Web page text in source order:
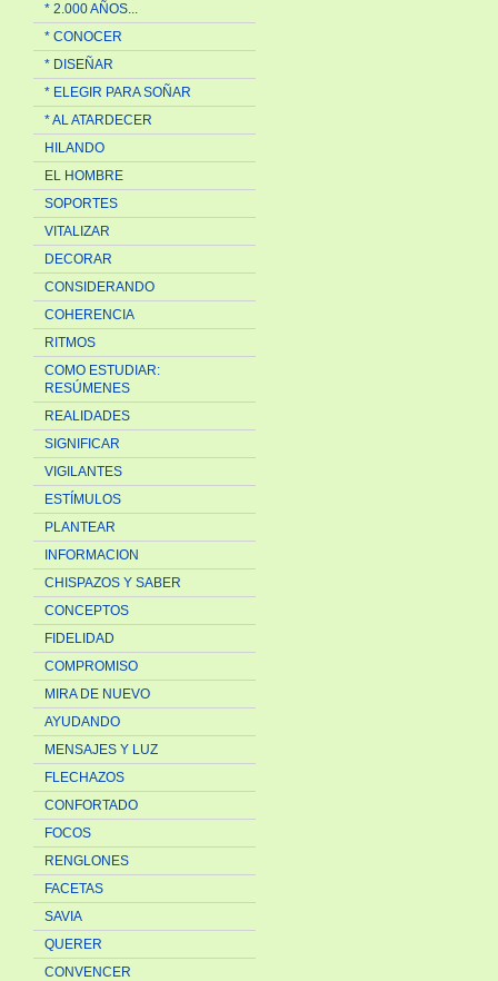
* 2.000 AÑOS...
* CONOCER
* DISEÑAR
* ELEGIR PARA SOÑAR
* AL ATARDECER
HILANDO
EL HOMBRE
SOPORTES
VITALIZAR
DECORAR
CONSIDERANDO
COHERENCIA
RITMOS
COMO ESTUDIAR:
RESÚMENES
REALIDADES
SIGNIFICAR
VIGILANTES
ESTÍMULOS
PLANTEAR
INFORMACION
CHISPAZOS Y SABER
CONCEPTOS
FIDELIDAD
COMPROMISO
MIRA DE NUEVO
AYUDANDO
MENSAJES Y LUZ
FLECHAZOS
CONFORTADO
FOCOS
RENGLONES
FACETAS
SAVIA
QUERER
CONVENCER